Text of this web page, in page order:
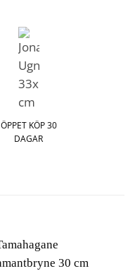
ÖPPET KÖP 30
DAGAR